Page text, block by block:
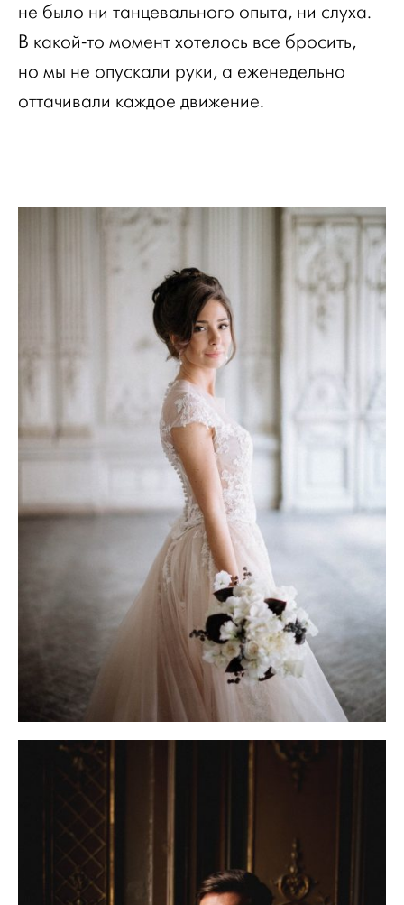
не было ни танцевального опыта, ни слуха.
В какой-то момент хотелось все бросить,
но мы не опускали руки, а еженедельно
оттачивали каждое движение.